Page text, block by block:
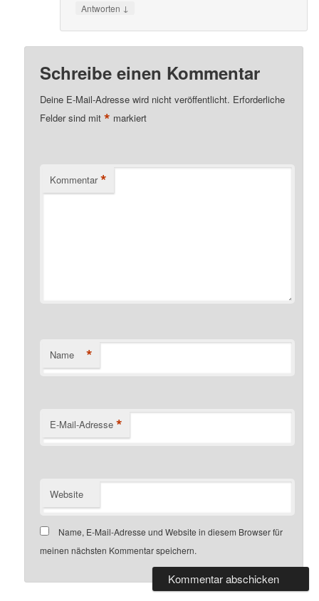
Antworten ↓
Schreibe einen Kommentar
Deine E-Mail-Adresse wird nicht veröffentlicht. Erforderliche
Felder sind mit* markiert
Kommentar *
Name *
E-Mail-Adresse *
Website
Name, E-Mail-Adresse und Website in diesem Browser für
meinen nächsten Kommentar speichern.